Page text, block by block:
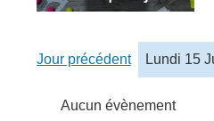
Jour précédent Lundi 15
Aucun évènement